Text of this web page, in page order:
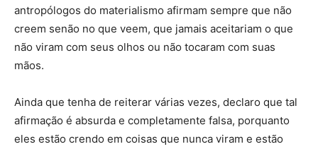
antropólogos do materialismo afirmam sempre que não
creem senão no que veem, que jamais aceitariam o que
não viram com seus olhos ou não tocaram com suas
mãos.
Ainda que tenha de reiterar várias vezes, declaro que tal
afirmação é absurda e completamente falsa, porquanto
eles estão crendo em coisas que nunca viram e estão